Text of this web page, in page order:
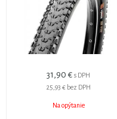
31,90 € s DPH
25,93 € bez DPH
Na opýtanie